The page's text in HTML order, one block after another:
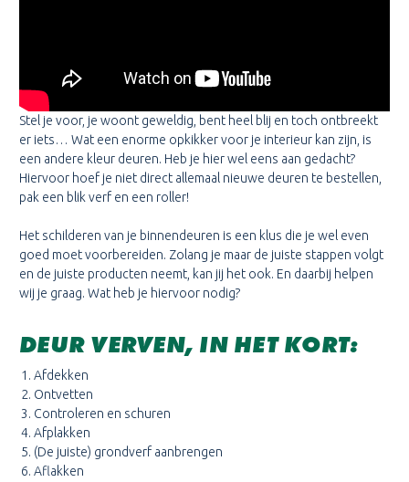
Stel je voor, je woont geweldig, bent heel blij en toch ontbreekt
er iets… Wat een enorme opkikker voor je interieur kan zijn, is
een andere kleur deuren. Heb je hier wel eens aan gedacht?
Hiervoor hoef je niet direct allemaal nieuwe deuren te bestellen,
pak een blik verf en een roller!
Het schilderen van je binnendeuren is een klus die je wel even
goed moet voorbereiden. Zolang je maar de juiste stappen volgt
en de juiste producten neemt, kan jij het ook. En daarbij helpen
wij je graag. Wat heb je hiervoor nodig?
DEUR VERVEN, IN HET KORT:
Afdekken
Ontvetten
Controleren en schuren
Afplakken
(De juiste) grondverf aanbrengen
Aflakken